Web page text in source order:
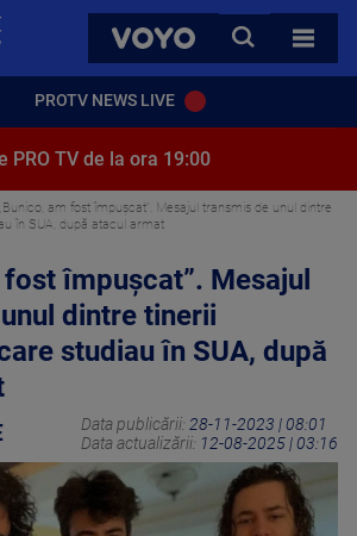
VOYO
CAUTA
TOATE
PROTV NEWS LIVE
PRO TV de la ora 19:00
„Bunico, am fost împușcat”. Mesajul transmis de unul dintre
în SUA, după atacul armat
împușcat”. Mesajul
dintre tinerii
studiau în SUA, după
Data publicării: 28-11-2023 | 08:01
Data actualizării: 12-08-2025 | 03:16